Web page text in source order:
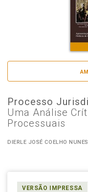
Processo
Uma Análise
Processuais
DIERLE JOSÉ COELHO NUNES
VERSÃO IMPRESSA